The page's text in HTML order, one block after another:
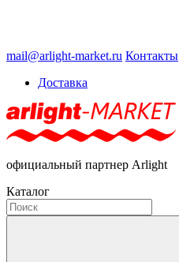
mail@arlight-market.ru Контакты
Доставка
официальный партнер Arlight
Каталог